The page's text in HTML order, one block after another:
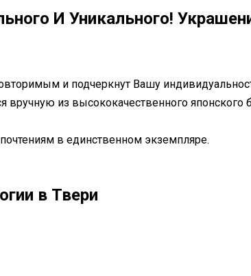
И Уникального!
и подчеркнут Вашу
из высококачественного японского
в единственном экземпляре.
в Твери